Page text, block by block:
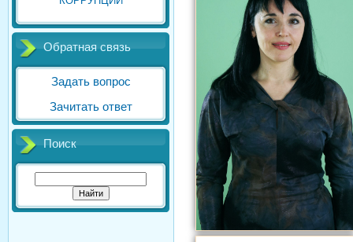
Обратная связь
Задать вопрос
Зачитать ответ
Поиск